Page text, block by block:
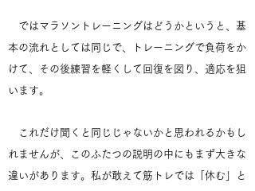
ではマラソントレーニングはどうかというと、基
本の流れとしては同じで、トレーニングで負荷をか
けて、その後練習を軽くして回復を図り、適応を狙
います。
これだけ聞くと同じじゃないかと思われるかもし
れませんが、このふたつの説明の中にもまず大きな
違いがあります。私が敢えて筋トレでは「休む」と